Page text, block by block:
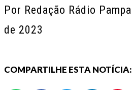
Por Redação Rádio Pampa
de 2023
COMPARTILHE ESTA NOTÍCIA: